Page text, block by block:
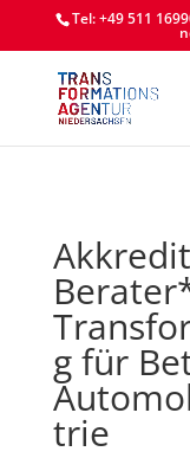
Tel: +49 511
g für
trie